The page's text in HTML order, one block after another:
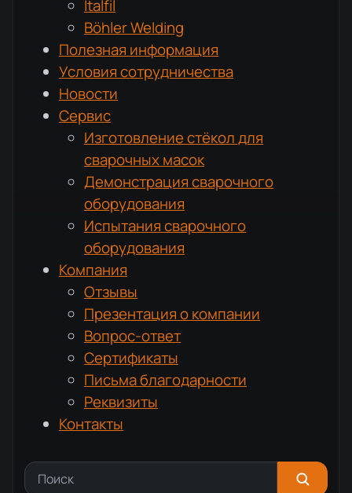
Italfil
Böhler Welding
Полезная информация
Условия сотрудничества
Новости
Сервис
Изготовление стёкол для
сварочных масок
Демонстрация сварочного
оборудования
Испытания сварочного
оборудования
Компания
Отзывы
Презентация о компании
Вопрос-ответ
Сертификаты
Письма благодарности
Реквизиты
Контакты